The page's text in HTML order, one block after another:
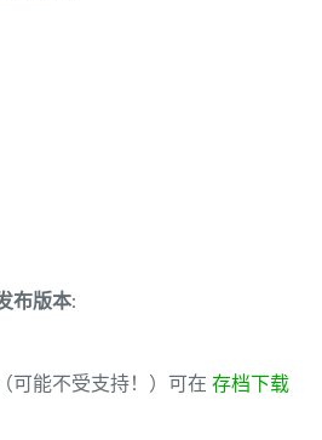
布版本:
可能不受支持！）可在 存档下载